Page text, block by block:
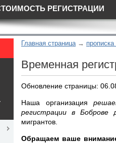
РЕГИСТРАЦИИ
Главная страница
Временная
Обновление страницы:
Наша организация
регистрации в Боброве
мигрантов.
Обращаем ваше